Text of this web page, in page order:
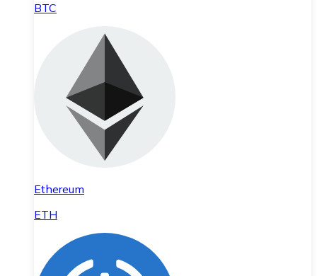
BTC
Ethereum
ETH